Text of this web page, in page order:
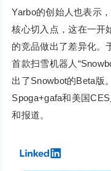
Yarbo的创始人也表示
核心切入点，这在一开
的竞品做出了差异化。
首款扫雪机器人
出了Snowbot的Beta版
Spoga+gafa和美国
和报道。